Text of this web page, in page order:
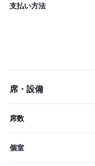
支払い方法
席・設備
席数
個室